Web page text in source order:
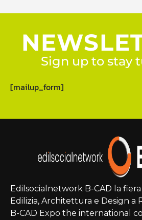
Sign up to stay
[mailup_form]
Edilsocialnetwork B-CAD la
Edilizia, Architettura e Design a
B-CAD Expo the international